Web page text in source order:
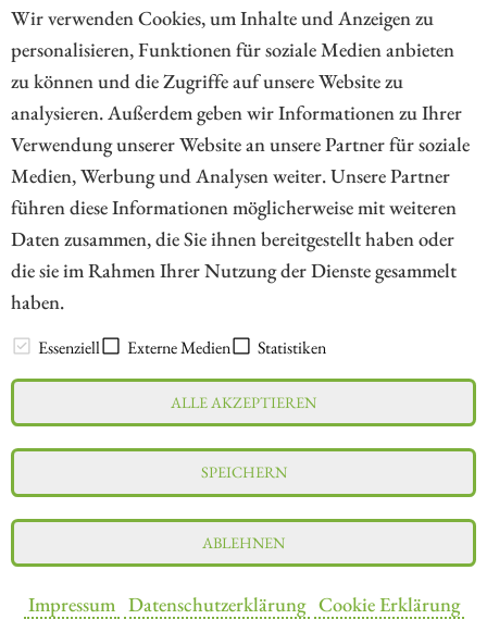
Wir verwenden Cookies, um Inhalte und Anzeigen zu
personalisieren, Funktionen für soziale Medien anbieten
zu können und die Zugriffe auf unsere Website zu
analysieren. Außerdem geben wir Informationen zu Ihrer
Verwendung unserer Website an unsere Partner für soziale
Medien, Werbung und Analysen weiter. Unsere Partner
führen diese Informationen möglicherweise mit weiteren
Daten zusammen, die Sie ihnen bereitgestellt haben oder
die sie im Rahmen Ihrer Nutzung der Dienste gesammelt
haben.
Essenziell Externe Medien Statistiken
ALLE AKZEPTIEREN
SPEICHERN
ABLEHNEN
Impressum Datenschutzerklärung Cookie Erklärung
spannendes Biotech vor, das nur wenige Experten kennen.
ZUM KOMMENTAR
// kapitalerhoehungen.de - © 2026 - Die Informationsplattform für
Investoren und Unternehmen rund um Kapitalerhöhung, Kapitalmarkt
und Unternehmensfinanzierung
LEXIKON
Impressum
Datenschutz
Interessenskonflikt & Risikohinweis
Nutzungsbedingungen